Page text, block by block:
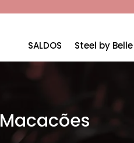
SALDOS Steel by Belle
Macacões